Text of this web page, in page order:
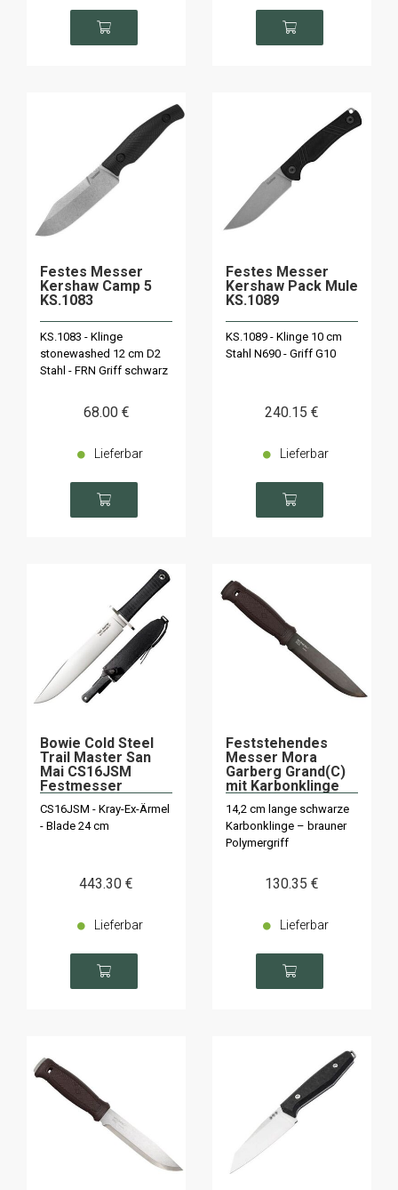
Festes Messer
Kershaw Camp 5
KS.1083
KS.1083 - Klinge
stonewashed 12 cm D2
Stahl - FRN Griff schwarz
68.00 €
Lieferbar
Festes Messer
Kershaw Pack Mule
KS.1089
KS.1089 - Klinge 10 cm
Stahl N690 - Griff G10
240.15 €
Lieferbar
Bowie Cold Steel
Trail Master San
Mai CS16JSM
Festmesser
CS16JSM - Kray-Ex-Ärmel
- Blade 24 cm
443.30 €
Lieferbar
Feststehendes
Messer Mora
Garberg Grand(C)
mit Karbonklinge
14,2 cm lange schwarze
Karbonklinge – brauner
Polymergriff
130.35 €
Lieferbar